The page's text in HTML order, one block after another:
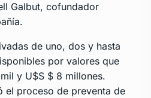
Galbut, cofundador
de uno, dos y hasta
por valores que
y U$S $ 8 millones.
el proceso de preventa de